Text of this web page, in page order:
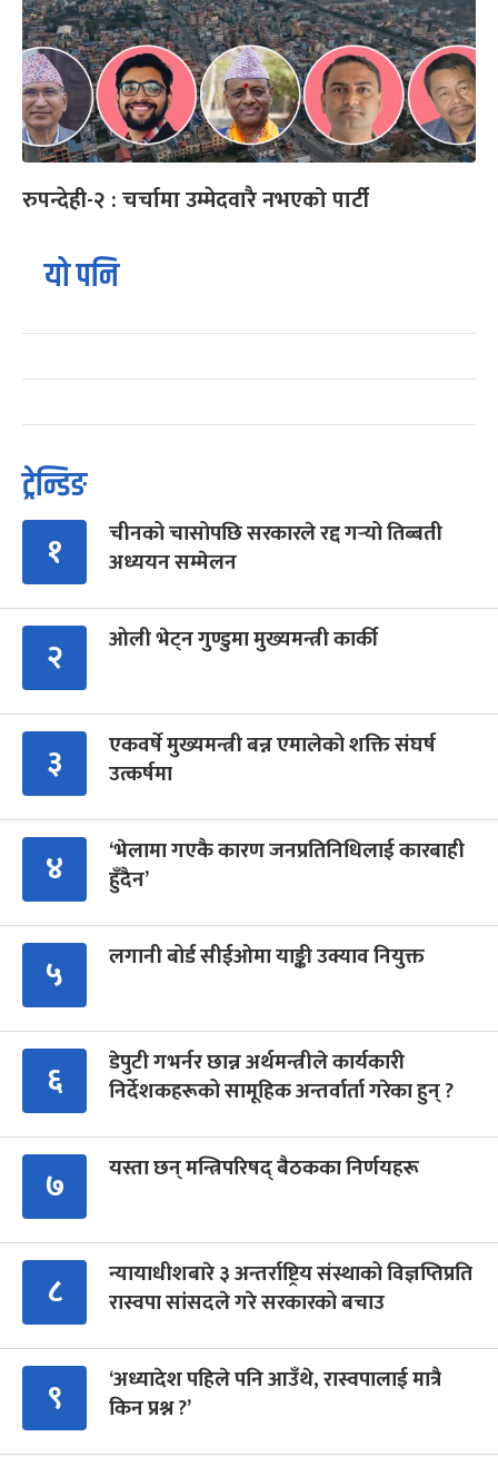
रुपन्देही-२ : चर्चामा उम्मेदवारै नभएको पार्टी
यो पनि
ट्रेन्डिङ
१
चीनको चासोपछि सरकारले रद्द गर्‍यो तिब्बती
अध्ययन सम्मेलन
२ ओली भेट्न गुण्डुमा मुख्यमन्त्री कार्की
३
एकवर्षे मुख्यमन्त्री बन्न एमालेको शक्ति संघर्ष
उत्कर्षमा
४
‘भेलामा गएकै कारण जनप्रतिनिधिलाई कारबाही
हुँदैन’
५ लगानी बोर्ड सीईओमा याङ्की उक्याव नियुक्त
६
डेपुटी गभर्नर छान्न अर्थमन्त्रीले कार्यकारी
निर्देशकहरूको सामूहिक अन्तर्वार्ता गरेका हुन् ?
७ यस्ता छन् मन्त्रिपरिषद् बैठकका निर्णयहरू
८
न्यायाधीशबारे ३ अन्तर्राष्ट्रिय संस्थाको विज्ञप्तिप्रति
रास्वपा सांसदले गरे सरकारको बचाउ
९
‘अध्यादेश पहिले पनि आउँथे, रास्वपालाई मात्रै
किन प्रश्न ?’